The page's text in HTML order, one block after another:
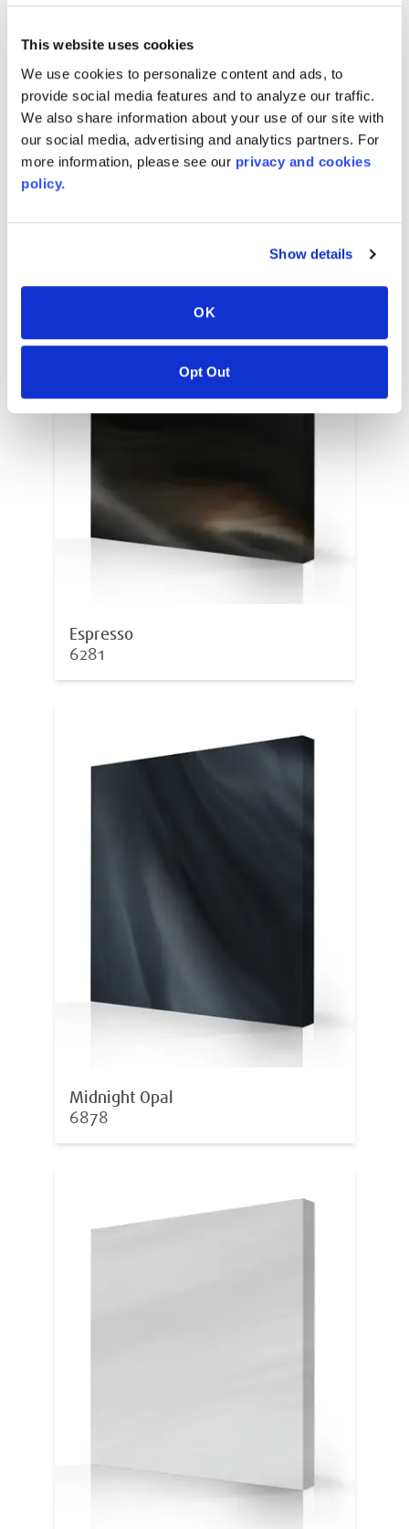
This website uses cookies
We use cookies to personalize content and ads, to
provide social media features and to analyze our traffic.
We also share information about your use of our site with
our social media, advertising and analytics partners. For
more information, please see our privacy and cookies
policy.
Show details
OK
Opt Out
Millimètres
Espresso
6281
Midnight Opal
6878